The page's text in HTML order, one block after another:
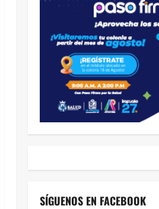
SÍGUENOS EN FACEBOOK